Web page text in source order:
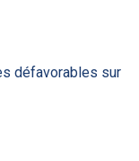
défavorables sur